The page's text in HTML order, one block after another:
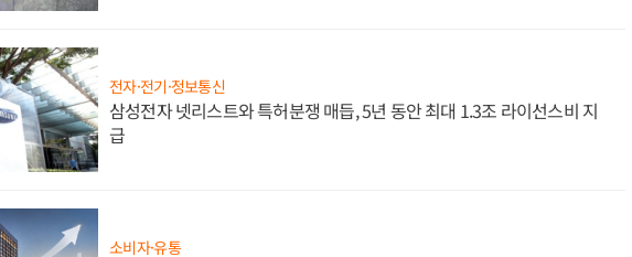
전자·전기·정보통신
삼성전자 넷리스트와 특허분쟁 매듭, 5년 동안 최대 1.3조 라이선스비 지
급
소비자·유통